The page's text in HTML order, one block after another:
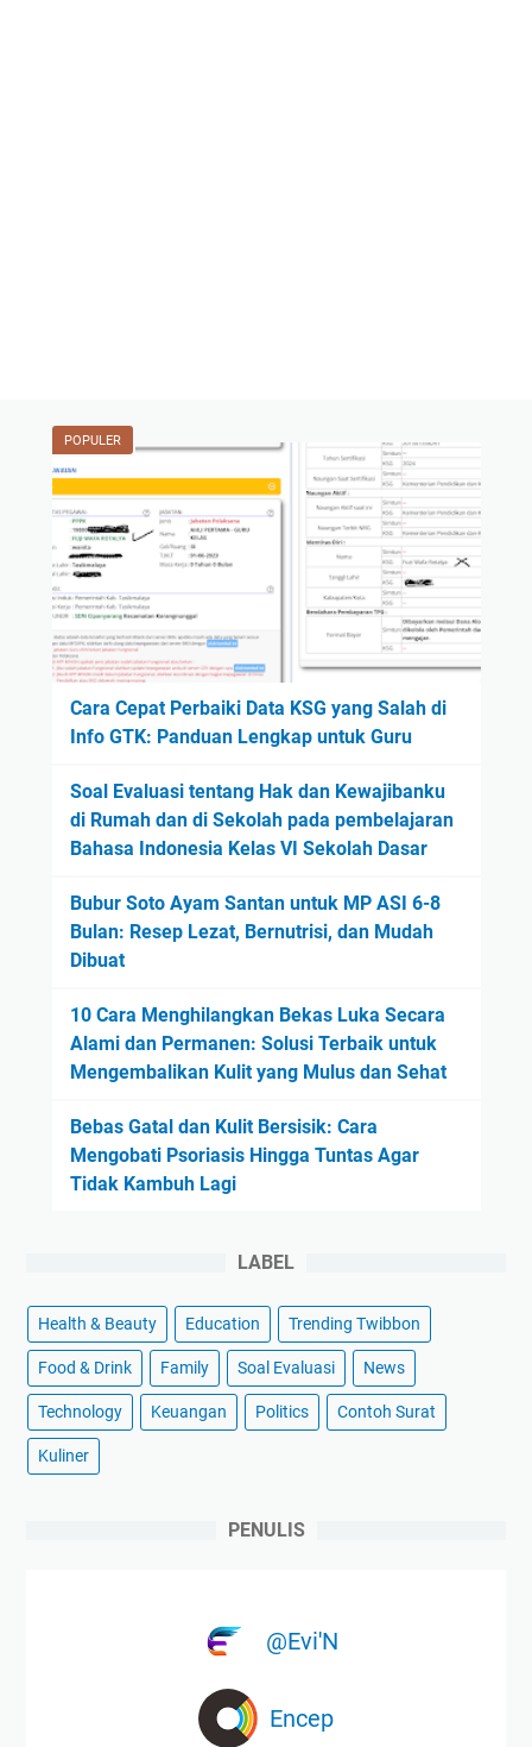
POPULER
Cara Cepat Perbaiki Data KSG yang Salah di
Info GTK: Panduan Lengkap untuk Guru
Soal Evaluasi tentang Hak dan Kewajibanku
di Rumah dan di Sekolah pada pembelajaran
Bahasa Indonesia Kelas VI Sekolah Dasar
Bubur Soto Ayam Santan untuk MP ASI 6-8
Bulan: Resep Lezat, Bernutrisi, dan Mudah
Dibuat
10 Cara Menghilangkan Bekas Luka Secara
Alami dan Permanen: Solusi Terbaik untuk
Mengembalikan Kulit yang Mulus dan Sehat
Bebas Gatal dan Kulit Bersisik: Cara
Mengobati Psoriasis Hingga Tuntas Agar
Tidak Kambuh Lagi
LABEL
Health & Beauty Education Trending Twibbon
Food & Drink Family Soal Evaluasi News
Technology Keuangan Politics Contoh Surat
Kuliner
PENULIS
@Evi'N
Encep